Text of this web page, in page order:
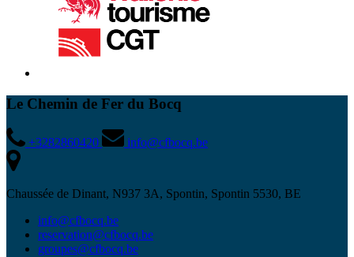
Le Chemin de Fer du Bocq
+3282860420 info@cfbocq.be
Chaussée de Dinant, N937 3A, Spontin, Spontin 5530, BE
info@cfbocq.be
reservation@cfbocq.be
groupes@cfbocq.be